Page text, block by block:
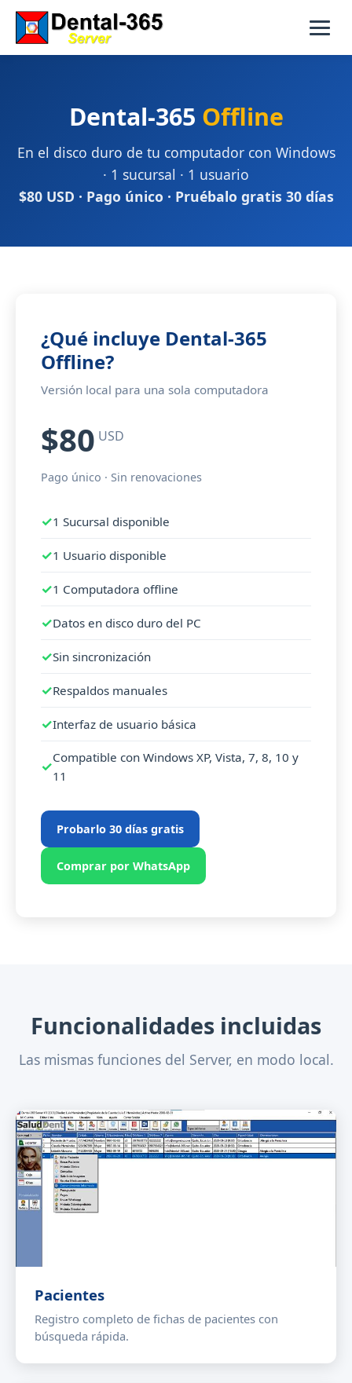
Dental-365 Offline
En el disco duro de tu computador con Windows
· 1 sucursal · 1 usuario
$80 USD · Pago único · Pruébalo gratis 30 días
¿Qué incluye Dental-365
Offline?
Versión local para una sola computadora
$80 USD
Pago único · Sin renovaciones
1 Sucursal disponible
1 Usuario disponible
1 Computadora offline
Datos en disco duro del PC
Sin sincronización
Respaldos manuales
Interfaz de usuario básica
Compatible con Windows XP, Vista, 7, 8, 10 y
11
Probarlo 30 días gratis
Comprar por WhatsApp
Funcionalidades incluidas
Las mismas funciones del Server, en modo local.
Pacientes
Registro completo de fichas de pacientes con
búsqueda rápida.